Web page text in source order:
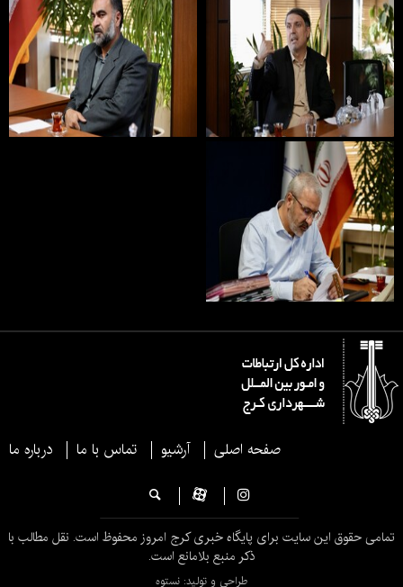
صفحه اصلی آرشیو تماس با ما درباره ما
تمامی حقوق این سایت برای پایگاه خبری کرج امروز محفوظ است. نقل مطالب با
ذکر منبع بلامانع است.
طراحی و تولید: نستوه